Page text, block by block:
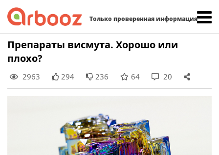
Только проверенная информация
Skip
Препараты висмута. Хорошо или
плохо?
2963 294 236 64 20
Найти: